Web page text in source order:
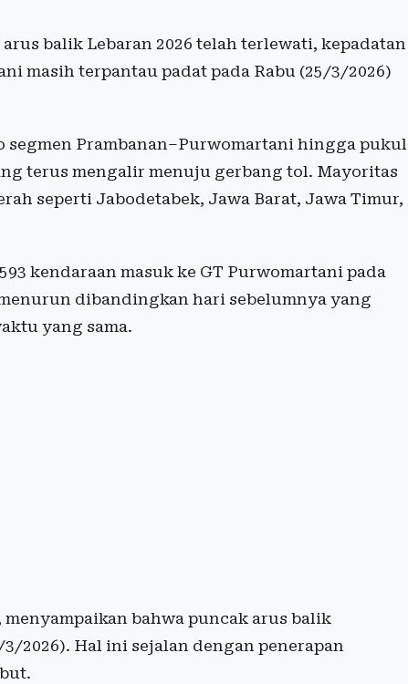
balik Lebaran 2026 telah terlewati, kepadatan
masih terpantau padat pada Rabu (25/3/2026)
Prambanan–Purwomartani hingga pukul
terus mengalir menuju gerbang tol. Mayoritas
seperti Jabodetabek, Jawa Barat, Jawa Timur,
kendaraan masuk ke GT Purwomartani pada
dibandingkan hari sebelumnya yang
yang sama.
menyampaikan bahwa puncak arus balik
2026). Hal ini sejalan dengan penerapan